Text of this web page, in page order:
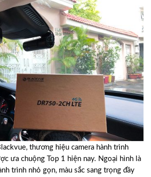
thương hiệu camera hành trình
ưa chuộng Top 1 hiện nay. Ngoại hình là
trình nhỏ gọn, màu sắc sang trọng đầy